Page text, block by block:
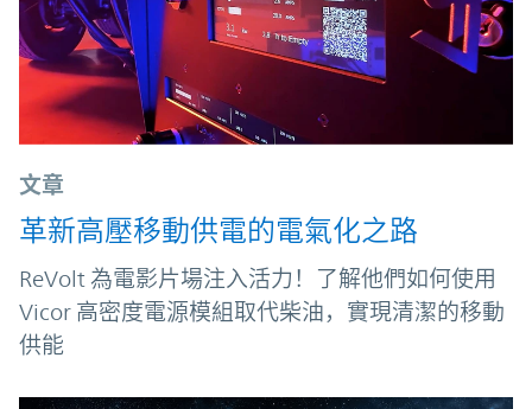
文章
革新高壓移動供電的電氣化之路
ReVolt 為電影片場注入活力！了解他們如何使用
Vicor 高密度電源模組取代柴油，實現清潔的移動
供能